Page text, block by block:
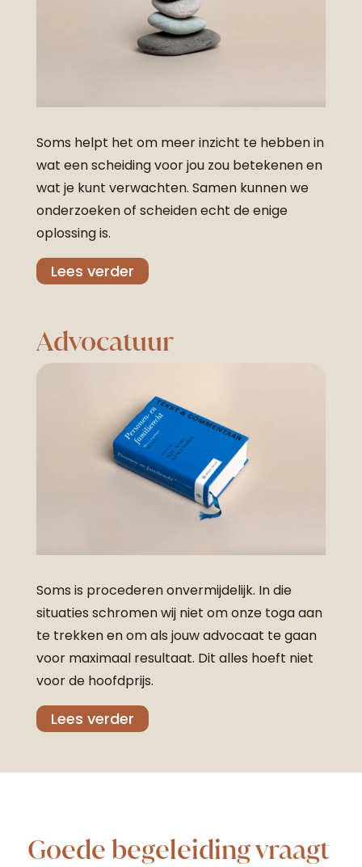
Soms helpt het om meer inzicht te hebben in
wat een scheiding voor jou zou betekenen en
wat je kunt verwachten. Samen kunnen we
onderzoeken of scheiden echt de enige
oplossing is.
Lees verder
Advocatuur
Soms is procederen onvermijdelijk. In die
situaties schromen wij niet om onze toga aan
te trekken en om als jouw advocaat te gaan
voor maximaal resultaat. Dit alles hoeft niet
voor de hoofdprijs.
Lees verder
Goede begeleiding vraagt